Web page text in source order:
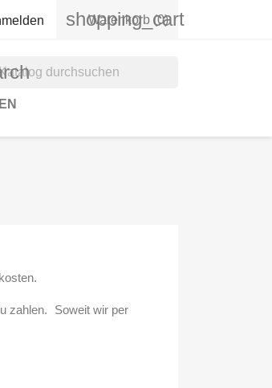
shopping_cart
Warenkorb (0)
zahlen. Soweit wir per